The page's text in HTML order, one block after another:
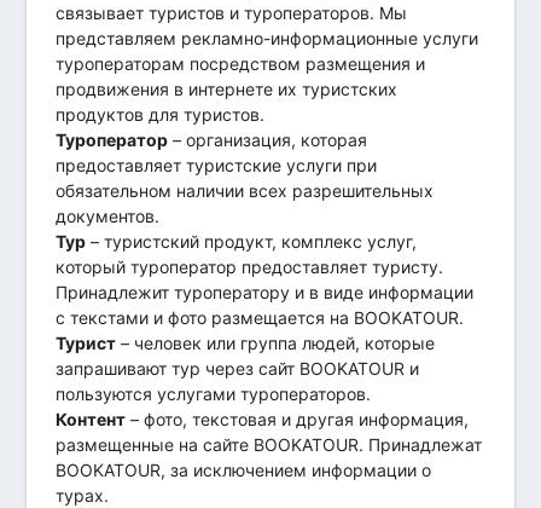
связывает туристов и туроператоров. Мы
представляем рекламно-информационные услуги
туроператорам посредством размещения и
продвижения в интернете их туристских
продуктов для туристов.
Туроператор – организация, которая
предоставляет туристские услуги при
обязательном наличии всех разрешительных
документов.
Тур – туристский продукт, комплекс услуг,
который туроператор предоставляет туристу.
Принадлежит туроператору и в виде информации
с текстами и фото размещается на BOOKATOUR.
Турист – человек или группа людей, которые
запрашивают тур через сайт BOOKATOUR и
пользуются услугами туроператоров.
Контент – фото, текстовая и другая информация,
размещенные на сайте BOOKATOUR. Принадлежат
BOOKATOUR, за исключением информации о
турах.